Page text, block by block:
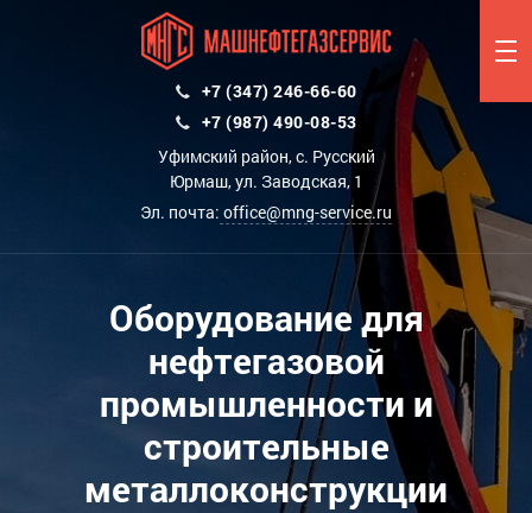
+7 (347) 246-66-60
+7 (987) 490-08-53
Уфимский район, с. Русский
Юрмаш, ул. Заводская, 1
Эл. почта: office@mng-service.ru
Оборудование для
нефтегазовой
промышленности и
строительные
металлоконструкции